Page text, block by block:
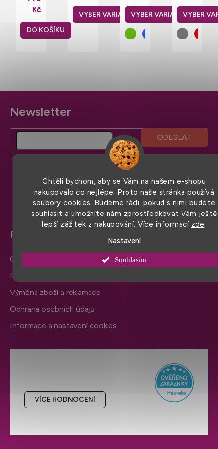
Chtěli bychom, aby se Vám na našem e-shopu
nakupovalo co nejlépe. Proto naše stránka používá
soubory cookies. Budeme rádi, pokud s nimi budete
souhlasit a umožníte nám zprostředkovat Vám ještě
lepší zážitek z nakupování. Více informací zde
Nastavení
Souhlasím
Halfar
15,6"Kč
DO KOŠÍKU
švy 15
l
hlavní
kapsou
na zip,
zapínání
na zip
Z
á
a
VÍCE HODNOCENÍ
Pro snadný nákup
Obchodní podmínky
Doprava a platba
Výměna zboží a reklamace
Ochrana osobních údajů
Informace a nastavení cookies